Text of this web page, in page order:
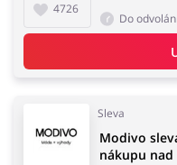
4726
Do
Sleva
Modivo
nákupu nad